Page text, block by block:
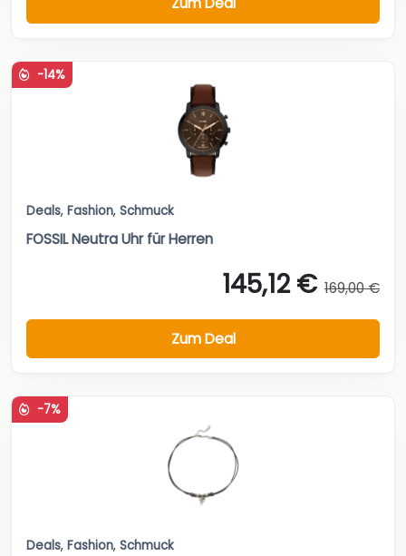
-14%
Deals, Fashion, Schmuck
FOSSIL Neutra Uhr für Herren
145,12 € 169,00 €
Zum Deal
-7%
Deals, Fashion, Schmuck